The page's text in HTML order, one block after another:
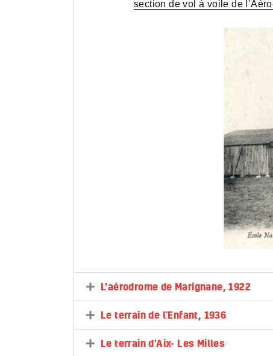
section de vol à voile de
L'aérodrome de Marignane, 1922
Le terrain de l’Enfant, 1936
Le terrain d'Aix- Les Milles